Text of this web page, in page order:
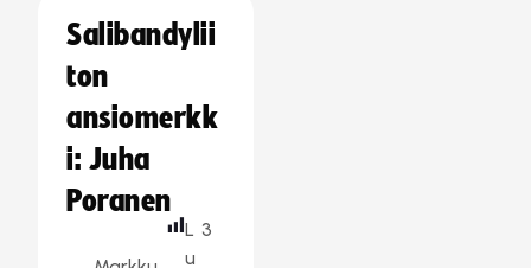
Salibandylii
ton
ansiomerkk
i: Juha
Poranen
L
u
3